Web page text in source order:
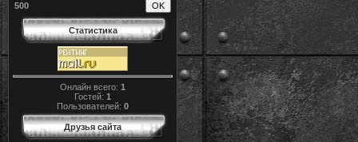
500
Статистика
Онлайн всего: 1
Гостей: 1
Пользователей: 0
Друзья сайта